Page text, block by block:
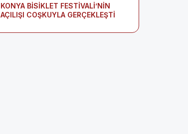
KONYA BİSİKLET FESTİVALİ’NİN
AÇILIŞI COŞKUYLA GERÇEKLEŞTİ